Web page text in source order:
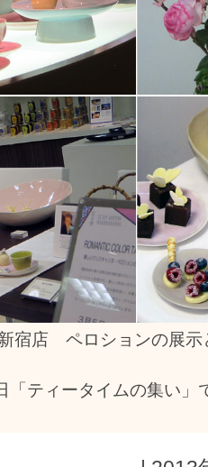
宿店 ペロションの展示
ティータイムの集い」